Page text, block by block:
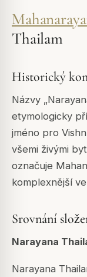
Thailam
Historický
Názvy
etymologicky
jméno pro
všemi živými
označuje
komplexnější
Srovnání
Narayana
Narayana